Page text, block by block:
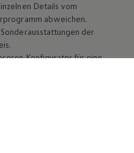
Details vom
abweichen.
der
Konfigurator für eine